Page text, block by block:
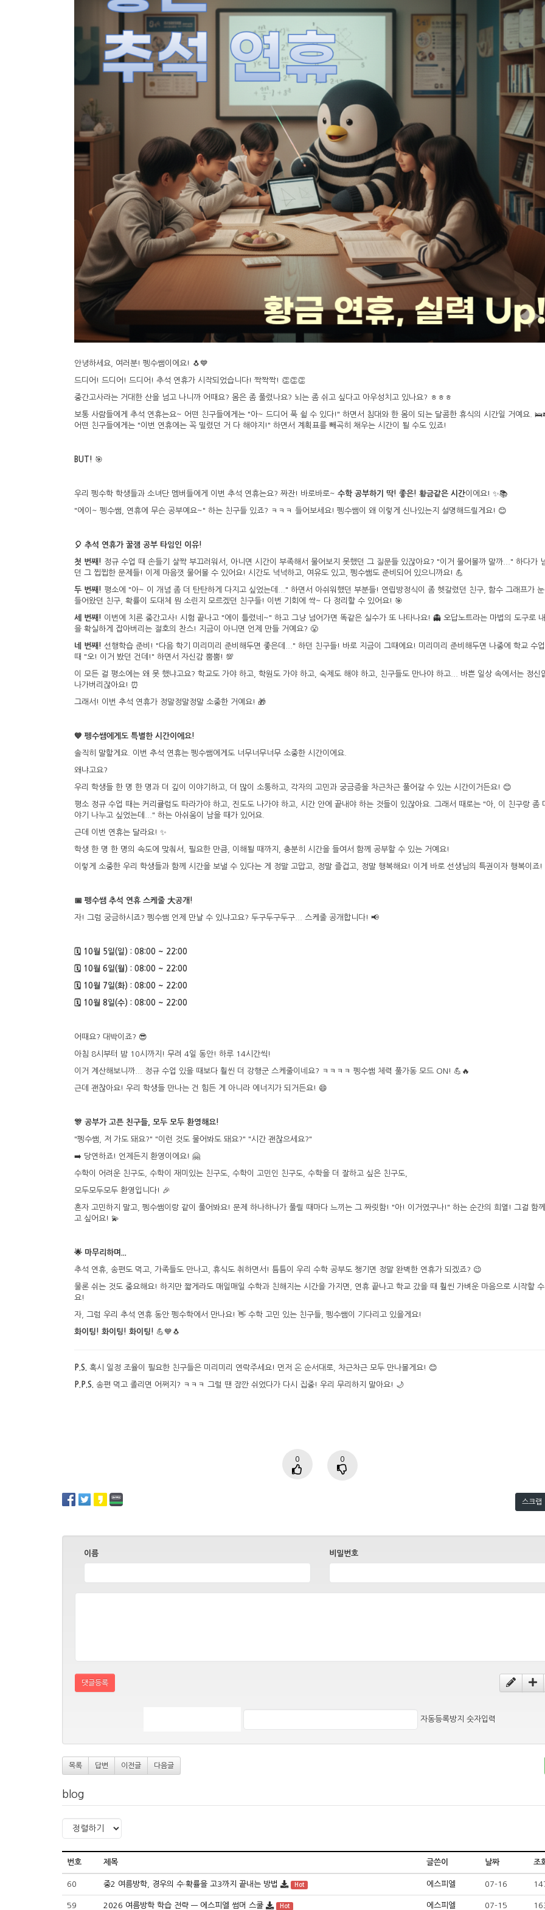
안녕하세요, 여러분! 펭수쌤이에요! 🐧💙
드디어! 드디어! 드디어! 추석 연휴가 시작되었습니다! 짝짝짝! 👏👏👏
중간고사라는 거대한 산을 넘고 나니까 어때요? 몸은 좀 풀렸나요? 뇌는 좀 쉬고 싶다고 아우성치고 있나요? ㅎㅎㅎ
보통 사람들에게 추석 연휴는요~ 어떤 친구들에게는 "아~ 드디어 푹 쉴 수 있다!" 하면서 침대와 한 몸이 되는 달콤한 휴식의 시간일 거예요.
어떤 친구들에게는 "이번 연휴에는 꼭 밀렸던 거 다 해야지!" 하면서 계획표를 빼곡히 채우는 시간이 될 수도 있죠!
BUT! 🎯
우리 펭수학 학생들과 소녀단 멤버들에게 이번 추석 연휴는요? 짜잔! 바로바로~ 수학 공부하기 딱! 좋은! 황금같은 시간이에요! ✨📚
"에이~ 펭수쌤, 연휴에 무슨 공부예요~" 하는 친구들 있죠? ㅋㅋㅋ 들어보세요! 펭수쌤이 왜 이렇게 신나있는지 설명해드릴게요! 😊
🎈 추석 연휴가 꿀잼 공부 타임인 이유!
첫 번째! 정규 수업 때 손들기 살짝 부끄러워서, 아니면 시간이 부족해서 물어보지 못했던 그 질문들 있잖아요? "이거 물어볼까 말까..." 하다가
던 그 찝찝한 문제들! 이제 마음껏 물어볼 수 있어요! 시간도 넉넉하고, 여유도 있고, 펭수쌤도 준비되어 있으니까요! 💪
두 번째! 평소에 "아~ 이 개념 좀 더 탄탄하게 다지고 싶었는데..." 하면서 아쉬워했던 부분들! 연립방정식이 좀 헷갈렸던 친구, 함수 그래프가
들어왔던 친구, 확률이 도대체 뭔 소린지 모르겠던 친구들! 이번 기회에 싹~ 다 정리할 수 있어요! 🎯
세 번째! 이번에 치른 중간고사! 시험 끝나고 "에이 틀렸네~" 하고 그냥 넘어가면 똑같은 실수가 또 나타나요! 👻 오답노트라는 마법의 도구로
을 확실하게 잡아버리는 절호의 찬스! 지금이 아니면 언제 만들 거예요? 😤
네 번째! 선행학습 준비! "다음 학기 미리미리 준비해두면 좋은데..." 하던 친구들! 바로 지금이 그때에요! 미리미리 준비해두면 나중에 학교 수
때 "오! 이거 봤던 건데!" 하면서 자신감 뿜뿜! 💯
이 모든 걸 평소에는 왜 못 했냐고요? 학교도 가야 하고, 학원도 가야 하고, 숙제도 해야 하고, 친구들도 만나야 하고... 바쁜 일상 속에서는 정신
나가버리잖아요! ⏰
그래서! 이번 추석 연휴가 정말정말정말 소중한 거예요! 🎁
💙 펭수쌤에게도 특별한 시간이에요!
솔직히 말할게요. 이번 추석 연휴는 펭수쌤에게도 너무너무너무 소중한 시간이에요.
왜냐고요?
우리 학생들 한 명 한 명과 더 깊이 이야기하고, 더 많이 소통하고, 각자의 고민과 궁금증을 차근차근 풀어갈 수 있는 시간이거든요! 😊
평소 정규 수업 때는 커리큘럼도 따라가야 하고, 진도도 나가야 하고, 시간 안에 끝내야 하는 것들이 있잖아요. 그래서 때로는 "아, 이 친구랑 좀
야기 나누고 싶었는데..." 하는 아쉬움이 남을 때가 있어요.
근데 이번 연휴는 달라요! ✨
학생 한 명 한 명의 속도에 맞춰서, 필요한 만큼, 이해될 때까지, 충분히 시간을 들여서 함께 공부할 수 있는 거예요!
이렇게 소중한 우리 학생들과 함께 시간을 보낼 수 있다는 게 정말 고맙고, 정말 즐겁고, 정말 행복해요! 이게 바로 선생님의 특권이자 행복이죠!
📅 펭수쌤 추석 연휴 스케줄 大공개!
자! 그럼 궁금하시죠? 펭수쌤 언제 만날 수 있냐고요? 두구두구두구... 스케줄 공개합니다! 📢
🗓️ 10월 5일(일) : 08:00 ~ 22:00
🗓️ 10월 6일(월) : 08:00 ~ 22:00
🗓️ 10월 7일(화) : 08:00 ~ 22:00
🗓️ 10월 8일(수) : 08:00 ~ 22:00
어때요? 대박이죠? 😎
아침 8시부터 밤 10시까지! 무려 4일 동안! 하루 14시간씩!
이거 계산해보니까... 정규 수업 있을 때보다 훨씬 더 강행군 스케줄이네요? ㅋㅋㅋㅋ 펭수쌤 체력 풀가동 모드 ON! 💪🔥
근데 괜찮아요! 우리 학생들 만나는 건 힘든 게 아니라 에너지가 되거든요! 😄
🎊 공부가 고픈 친구들, 모두 모두 환영해요!
"펭수쌤, 저 가도 돼요?" "이런 것도 물어봐도 돼요?" "시간 괜찮으세요?"
➡️ 당연하죠! 언제든지 환영이에요! 🤗
수학이 어려운 친구도, 수학이 재미있는 친구도, 수학이 고민인 친구도, 수학을 더 잘하고 싶은 친구도,
모두모두모두 환영입니다! 🎉
혼자 고민하지 말고, 펭수쌤이랑 같이 풀어봐요! 문제 하나하나가 풀릴 때마다 느끼는 그 짜릿함! "아! 이거였구나!" 하는 순간의 희열! 그걸 함
고 싶어요! 💫
🌟 마무리하며...
추석 연휴, 송편도 먹고, 가족들도 만나고, 휴식도 취하면서! 틈틈이 우리 수학 공부도 챙기면 정말 완벽한 연휴가 되겠죠? 😉
물론 쉬는 것도 중요해요! 하지만 짧게라도 매일매일 수학과 친해지는 시간을 가지면, 연휴 끝나고 학교 갔을 때 훨씬 가벼운 마음으로 시작할
요!
자, 그럼 우리 추석 연휴 동안 펭수학에서 만나요! 👋 수학 고민 있는 친구들, 펭수쌤이 기다리고 있을게요!
화이팅! 화이팅! 화이팅! 💪💙🐧
P.S. 혹시 일정 조율이 필요한 친구들은 미리미리 연락주세요! 먼저 온 순서대로, 차근차근 모두 만나볼게요! 😊
P.P.S. 송편 먹고 졸리면 어쩌지? ㅋㅋㅋ 그럴 땐 잠깐 쉬었다가 다시 집중! 우리 무리하지 말아요! 🌙
0 0
스크랩
이름 비밀번호
댓글등록
자동등록방지 숫자입력
목록 답변 이전글 다음글
blog
번호 제목 글쓴이 날짜 조
60 중2 여름방학, 경우의 수·확률을 고3까지 끝내는 방법 Hot 에스피엘 07-16
59 2026 여름방학 학습 전략 — 에스피엘 썸머 스쿨 Hot 에스피엘 07-15